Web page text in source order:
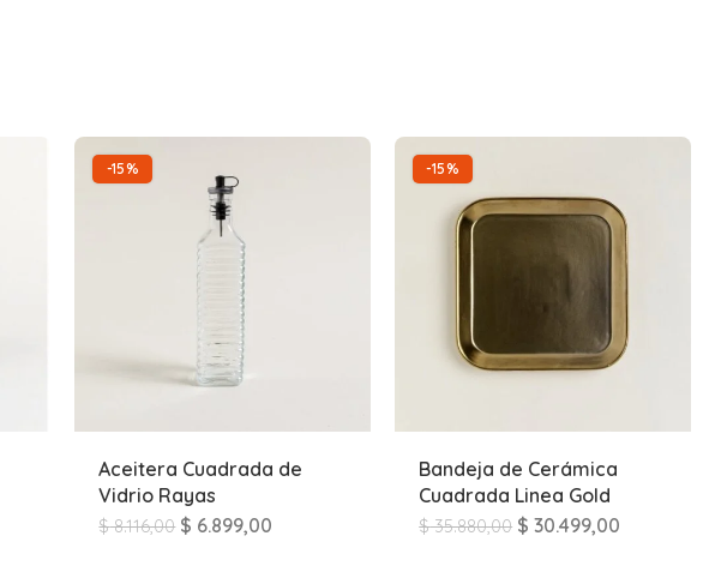
-15%
Aceitera Cuadrada de
Vidrio Rayas
$8.116,00 $ 6.899,00
-15%
Bandeja de Cerámica
Cuadrada Linea Gold
$35.880,00 $ 30.499,00